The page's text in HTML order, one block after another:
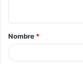
Nombre *